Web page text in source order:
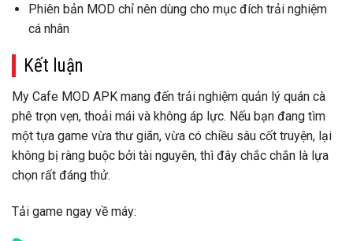
Phiên bản MOD chỉ nên dùng cho mục đích trải nghiệm
cá nhân
Kết luận
My Cafe MOD APK mang đến trải nghiệm quản lý quán cà
phê trọn vẹn, thoải mái và không áp lực. Nếu bạn đang tìm
một tựa game vừa thư giãn, vừa có chiều sâu cốt truyện, lại
không bị ràng buộc bởi tài nguyên, thì đây chắc chắn là lựa
chọn rất đáng thử.
Tải game ngay về máy: